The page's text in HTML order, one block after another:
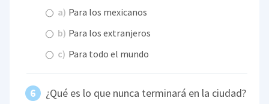
a) Para los mexicanos
b) Para los extranjeros
c) Para todo el mundo
¿Qué es lo que nunca terminará en la ciudad?